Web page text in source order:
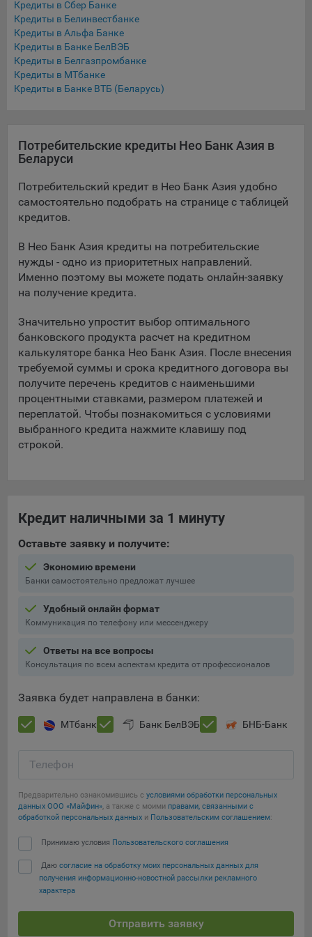
Подобные функции улучшают условия работы
пользователей с сайтом.
9.3. Файлы cookie предпочтений, например, для настройки
контента. Данные файлы cookie собирают информацию о
выборе пользователя на сайте и его предпочтениях и
позволяют Обществу «запомнить» информацию о
настраивать сайт.
9.4. Аналитические файлы cookie, например
собирают информацию о том, как пользователь
использовал сайты, и позволяют Обществу вносить в них
улучшения.
Аналитические файлы cookie показывают, какие страницы
сайта Общества посещаются чаще всего, помогают
выявлять трудности, возникающие при использовании
сайта, а также позволяют оценить эффективность
составить представление о тенденциях использования
сайта в целом. Общество использует информацию для
анализа трафика на сайтах.
9.5. Файлы cookie, применяемые для определения целевой
аудитории и в рекламных целях, например Яндекс.Метрика,
Google Analytics.
Технические/Функциональные, хранятся не более года;
Необходимые для функционирования веб-аналитических
время пользования сайтом;
Остальные - не более года.
Отключение аналитических файлов cookie не позволяет
определять предпочтения пользователей сайта, в том числе
меры по совершенствованию работы сайта исходя из
предпочтений пользователей.
При этом, некоторые браузеры позволяют посещать
интернет-сайты в режиме «Инкогнито», чтобы ограничить
того, субъект персональных данных может удалить ранее
сохраненные файлов cookie выбрав соответствующую
опцию в истории браузера.
Подробнее о параметрах управления можно ознакомиться,
перейдя по внешним ссылкам, ведущим на
Firefox
Chrome
Opera
Сохранить по умолчанию
Кредиты в Сбер Банке
Кредиты в Белинвестбанке
Кредиты в Альфа Банке
Кредиты в Банке БелВЭБ
Кредиты в Белгазпромбанке
Кредиты в МТбанке
Кредиты в Банке ВТБ (Беларусь)
Потребительские кредиты Нео Банк Азия в
Беларуси
Потребительский кредит в Нео Банк Азия удобно
самостоятельно подобрать на странице с таблицей
кредитов.
В Нео Банк Азия кредиты на потребительские
нужды - одно из приоритетных направлений.
Именно поэтому вы можете подать онлайн-заявку
на получение кредита.
Значительно упростит выбор оптимального
банковского продукта расчет на кредитном
калькуляторе банка Нео Банк Азия. После внесения
требуемой суммы и срока кредитного договора вы
получите перечень кредитов с наименьшими
процентными ставками, размером платежей и
переплатой. Чтобы познакомиться с условиями
выбранного кредита нажмите клавишу под
строкой.
Кредит наличными за 1 минуту
Оставьте заявку и получите:
Экономию времени
Банки самостоятельно предложат лучшее
Удобный онлайн формат
Коммуникация по телефону или мессенджеру
Ответы на все вопросы
Консультация по всем аспектам кредита от профессионалов
Заявка будет направлена в банки:
МТбанк Банк БелВЭБ БНБ-Банк
Телефон
Предварительно ознакомившись с условиями обработки персональных
данных ООО «Майфин», а также с моими правами, связанными с
обработкой персональных данных и Пользовательским соглашением:
Принимаю условия Пользовательского соглашения
Даю согласие на обработку моих персональных данных для
получения информационно-новостной рассылки рекламного
характера
Отправить заявку